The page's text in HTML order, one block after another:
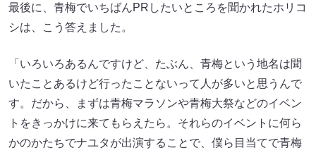
最後に、青梅でいちばんPRしたいところを聞かれたホリコ
シは、こう答えました。
「いろいろあるんですけど、たぶん、青梅という地名は聞
いたことあるけど行ったことないって人が多いと思うんで
す。だから、まずは青梅マラソンや青梅大祭などのイベン
トをきっかけに来てもらえたら。それらのイベントに何ら
かのかたちでナユタが出演することで、僕ら目当てで青梅